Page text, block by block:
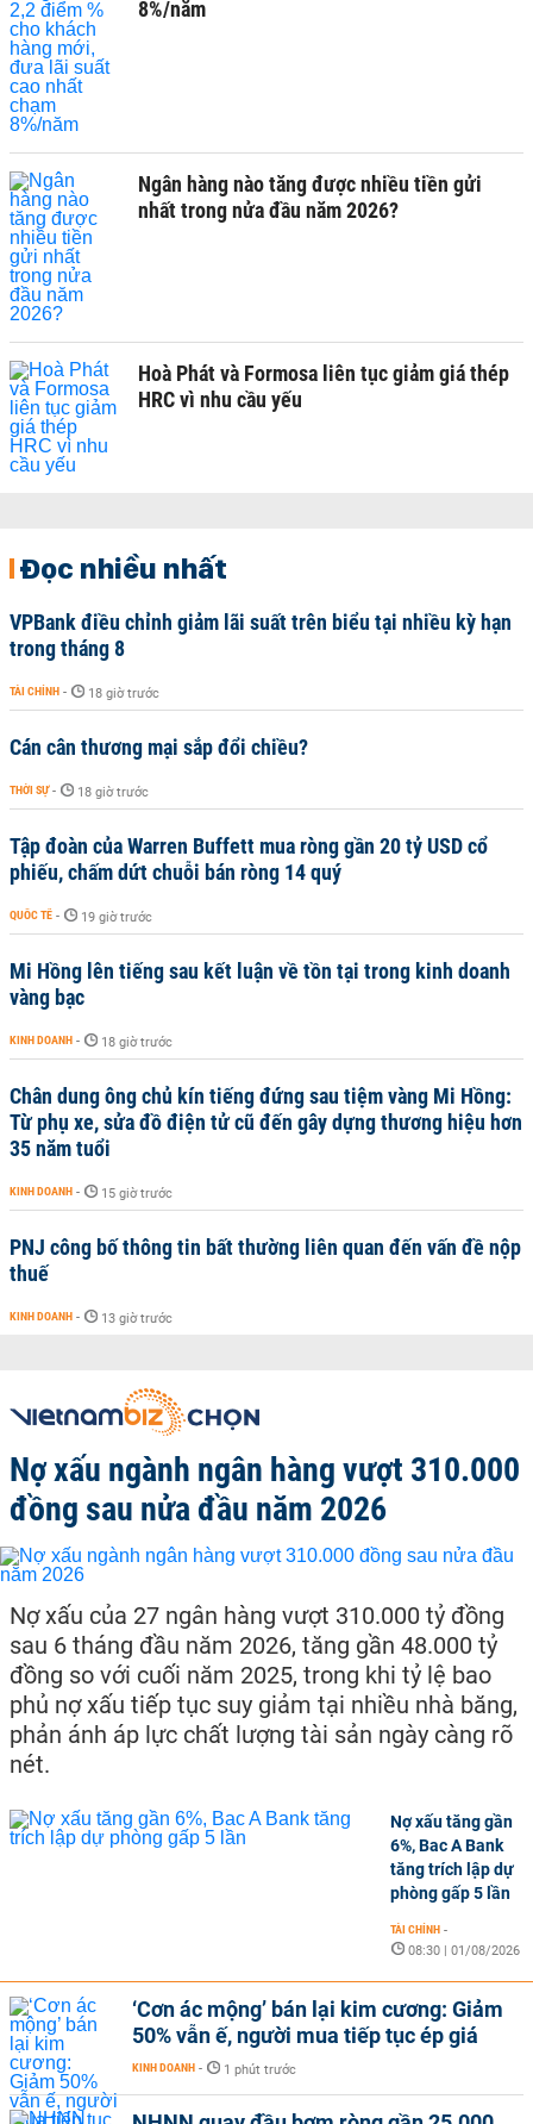
8%/năm
Ngân hàng nào tăng được nhiều tiền gửi
nhất trong nửa đầu năm 2026?
Hoà Phát và Formosa liên tục giảm giá thép
HRC vì nhu cầu yếu
Đọc nhiều nhất
VPBank điều chỉnh giảm lãi suất trên biểu tại nhiều kỳ hạn
trong tháng 8
TÀI CHÍNH - 18 giờ trước
Cán cân thương mại sắp đổi chiều?
THỜI SỰ - 18 giờ trước
Tập đoàn của Warren Buffett mua ròng gần 20 tỷ USD cổ
phiếu, chấm dứt chuỗi bán ròng 14 quý
QUỐC TẾ - 19 giờ trước
Mi Hồng lên tiếng sau kết luận về tồn tại trong kinh doanh
vàng bạc
KINH DOANH - 18 giờ trước
Chân dung ông chủ kín tiếng đứng sau tiệm vàng Mi Hồng:
Từ phụ xe, sửa đồ điện tử cũ đến gây dựng thương hiệu hơn
35 năm tuổi
KINH DOANH - 15 giờ trước
PNJ công bố thông tin bất thường liên quan đến vấn đề nộp
thuế
KINH DOANH - 13 giờ trước
Nợ xấu ngành ngân hàng vượt 310.000
đồng sau nửa đầu năm 2026
Nợ xấu của 27 ngân hàng vượt 310.000 tỷ đồng
sau 6 tháng đầu năm 2026, tăng gần 48.000 tỷ
đồng so với cuối năm 2025, trong khi tỷ lệ bao
phủ nợ xấu tiếp tục suy giảm tại nhiều nhà băng,
phản ánh áp lực chất lượng tài sản ngày càng rõ
nét.
Nợ xấu tăng gần
6%, Bac A Bank
tăng trích lập dự
phòng gấp 5 lần
TÀI CHÍNH -
08:30 | 01/08/2026
‘Cơn ác mộng’ bán lại kim cương: Giảm
50% vẫn ế, người mua tiếp tục ép giá
KINH DOANH - 1 phút trước